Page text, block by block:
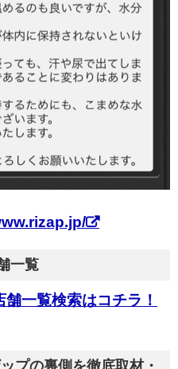
一覧
一覧検索はコチラ！